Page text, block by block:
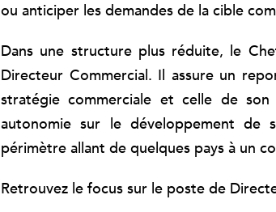
ou anticiper les demandes de la cible
Dans une structure plus réduite, le
Directeur Commercial. Il assure un
stratégie commerciale et celle de
autonomie sur le développement
périmètre allant de quelques pays à un
Retrouvez le focus sur le poste de